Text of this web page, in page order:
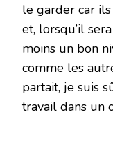
le garder car
et, lorsqu’il
moins un bon
comme les
partait, je suis
travail dans un